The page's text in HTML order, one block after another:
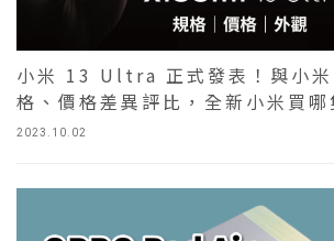
2023.10.02
小米 13 Ultra 正式發表！與小
格、價格差異評比，全新小米買哪